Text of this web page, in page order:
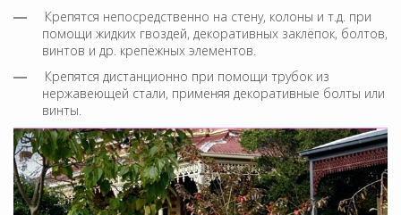
Крепятся непосредственно на стену, колоны и т.д. при
помощи жидких гвоздей, декоративных заклёпок, болтов,
винтов и др. крепёжных элементов.
Крепятся дистанционно при помощи трубок из
нержавеющей стали, применяя декоративные болты или
винты.